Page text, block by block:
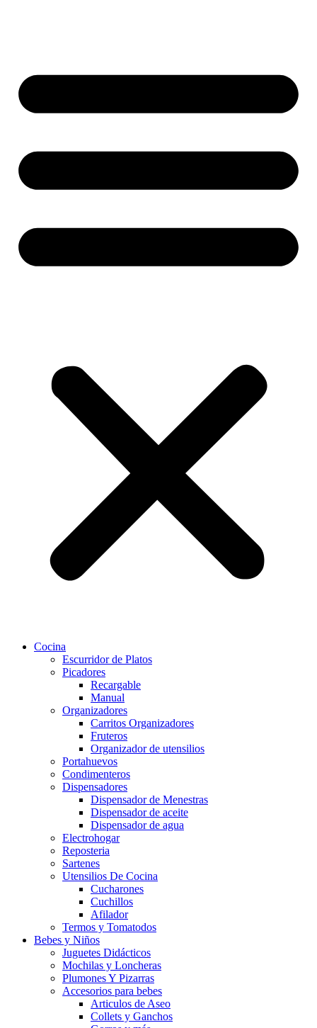
Cocina
Escurridor de Platos
Picadores
Recargable
Manual
Organizadores
Carritos Organizadores
Fruteros
Organizador de utensilios
Portahuevos
Condimenteros
Dispensadores
Dispensador de Menestras
Dispensador de aceite
Dispensador de agua
Electrohogar
Reposteria
Sartenes
Utensilios De Cocina
Cucharones
Cuchillos
Afilador
Termos y Tomatodos
Bebes y Niños
Juguetes Didácticos
Mochilas y Loncheras
Plumones Y Pizarras
Accesorios para bebes
Articulos de Aseo
Collets y Ganchos